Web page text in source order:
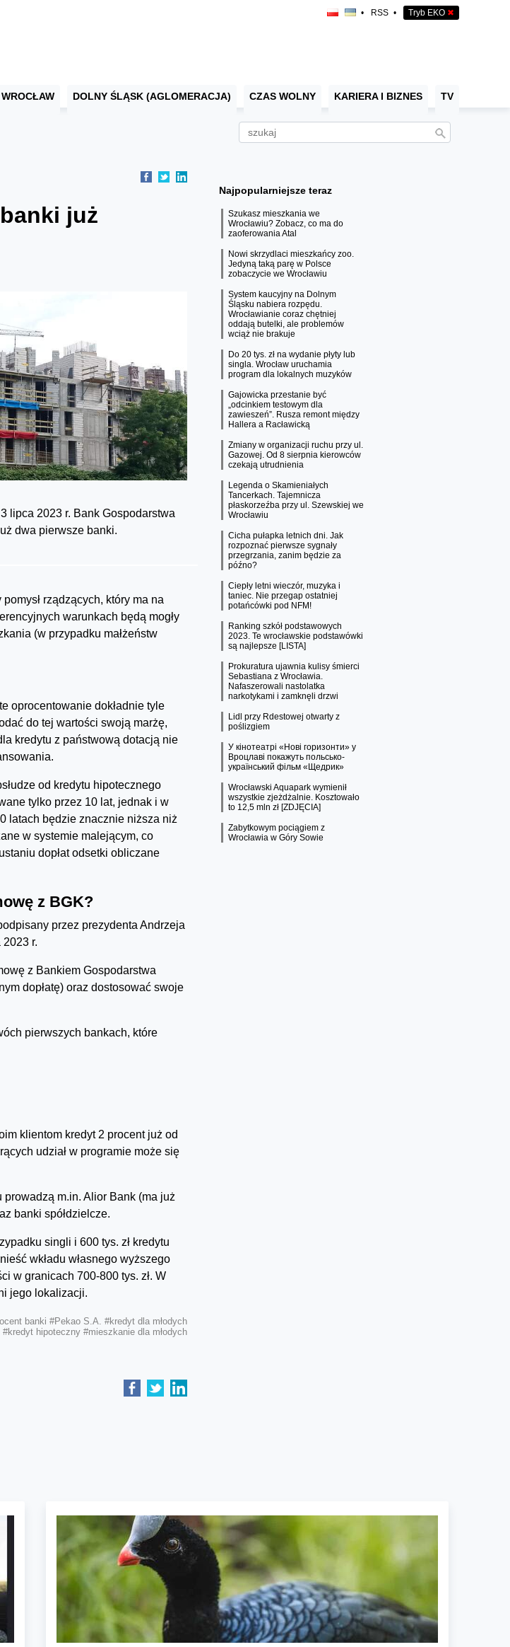
• RSS • Tryb EKO ✖
WROCŁAW DOLNY ŚLĄSK (AGLOMERACJA) CZAS WOLNY KARIERA I BIZNES TV
już
lipca 2023 r. Bank Gospodarstwa
dwa pierwsze banki.
rządzących, który ma na
warunkach będą mogły
(w przypadku małżeństw
oprocentowanie dokładnie tyle
do tej wartości swoją marżę,
kredytu z państwową dotacją nie
od kredytu hipotecznego
tylko przez 10 lat, jednak i w
latach będzie znacznie niższa niż
w systemie malejącym, co
dopłat odsetki obliczane
z BGK?
przez prezydenta Andrzeja
r.
z Bankiem Gospodarstwa
dopłatę) oraz dostosować swoje
pierwszych bankach, które
klientom kredyt 2 procent już od
udział w programie może się
m.in. Alior Bank (ma już
banki spółdzielcze.
singli i 600 tys. zł kredytu
wkładu własnego wyższego
w granicach 700-800 tys. zł. W
jego lokalizacji.
banki #Pekao S.A. #kredyt dla młodych
#kredyt hipoteczny #mieszkanie dla młodych
Najpopularniejsze teraz
Szukasz mieszkania we
Wrocławiu? Zobacz, co ma do
zaoferowania Atal
Nowi skrzydlaci mieszkańcy zoo.
Jedyną taką parę w Polsce
zobaczycie we Wrocławiu
System kaucyjny na Dolnym
Śląsku nabiera rozpędu.
Wrocławianie coraz chętniej
oddają butelki, ale problemów
wciąż nie brakuje
Do 20 tys. zł na wydanie płyty lub
singla. Wrocław uruchamia
program dla lokalnych muzyków
Gajowicka przestanie być
„odcinkiem testowym dla
zawieszeń”. Rusza remont między
Hallera a Racławicką
Zmiany w organizacji ruchu przy ul.
Gazowej. Od 8 sierpnia kierowców
czekają utrudnienia
Legenda o Skamieniałych
Tancerkach. Tajemnicza
płaskorzeźba przy ul. Szewskiej we
Wrocławiu
Cicha pułapka letnich dni. Jak
rozpoznać pierwsze sygnały
przegrzania, zanim będzie za
późno?
Ciepły letni wieczór, muzyka i
taniec. Nie przegap ostatniej
potańcówki pod NFM!
Ranking szkół podstawowych
2023. Te wrocławskie podstawówki
są najlepsze [LISTA]
Prokuratura ujawnia kulisy śmierci
Sebastiana z Wrocławia.
Nafaszerowali nastolatka
narkotykami i zamknęli drzwi
Lidl przy Rdestowej otwarty z
poślizgiem
У кінотеатрі «Нові горизонти» у
Вроцлаві покажуть польсько-
український фільм «Щедрик»
Wrocławski Aquapark wymienił
wszystkie zjeżdżalnie. Kosztowało
to 12,5 mln zł [ZDJĘCIA]
Zabytkowym pociągiem z
Wrocławia w Góry Sowie